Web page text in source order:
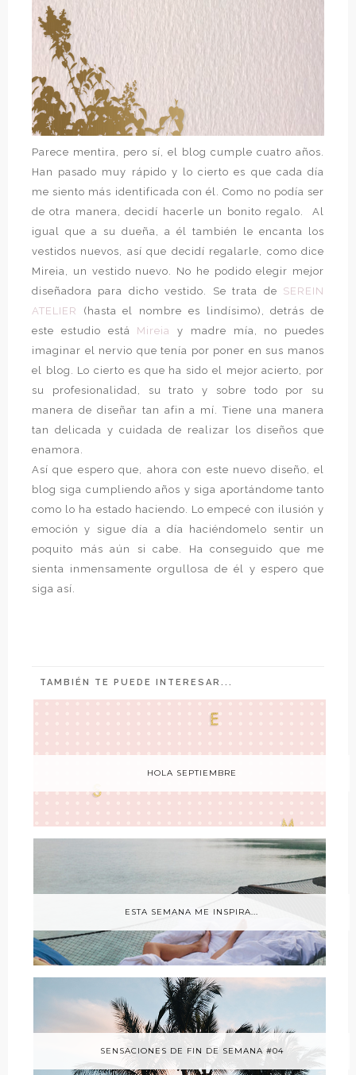
Parece mentira, pero sí, el blog cumple cuatro años.
Han pasado muy rápido y lo cierto es que cada día
me siento más identificada con él. Como no podía ser
de otra manera, decidí hacerle un bonito regalo. Al
igual que a su dueña, a él también le encanta los
vestidos nuevos, así que decidí regalarle, como dice
Mireia, un vestido nuevo. No he podido elegir mejor
diseñadora para dicho vestido. Se trata de SEREIN
ATELIER
(hasta el nombre es lindísimo), detrás de
este estudio está Mireia
y madre mía, no puedes
imaginar el nervio que tenía por poner en sus manos
el blog. Lo cierto es que ha sido el mejor acierto, por
su profesionalidad, su trato y sobre todo por su
manera de diseñar tan afin a mí. Tiene una manera
tan delicada y cuidada de realizar los diseños que
enamora.
Así que espero que, ahora con este nuevo diseño, el
blog siga cumpliendo años y siga aportándome tanto
como lo ha estado haciendo. Lo empecé con ilusión y
emoción y sigue día a día haciéndomelo sentir un
poquito más aún si cabe. Ha conseguido que me
sienta inmensamente orgullosa de él y espero que
siga así.
TAMBIÉN TE PUEDE INTERESAR...
HOLA SEPTIEMBRE
ESTA SEMANA ME INSPIRA...
SENSACIONES DE FIN DE SEMANA #04